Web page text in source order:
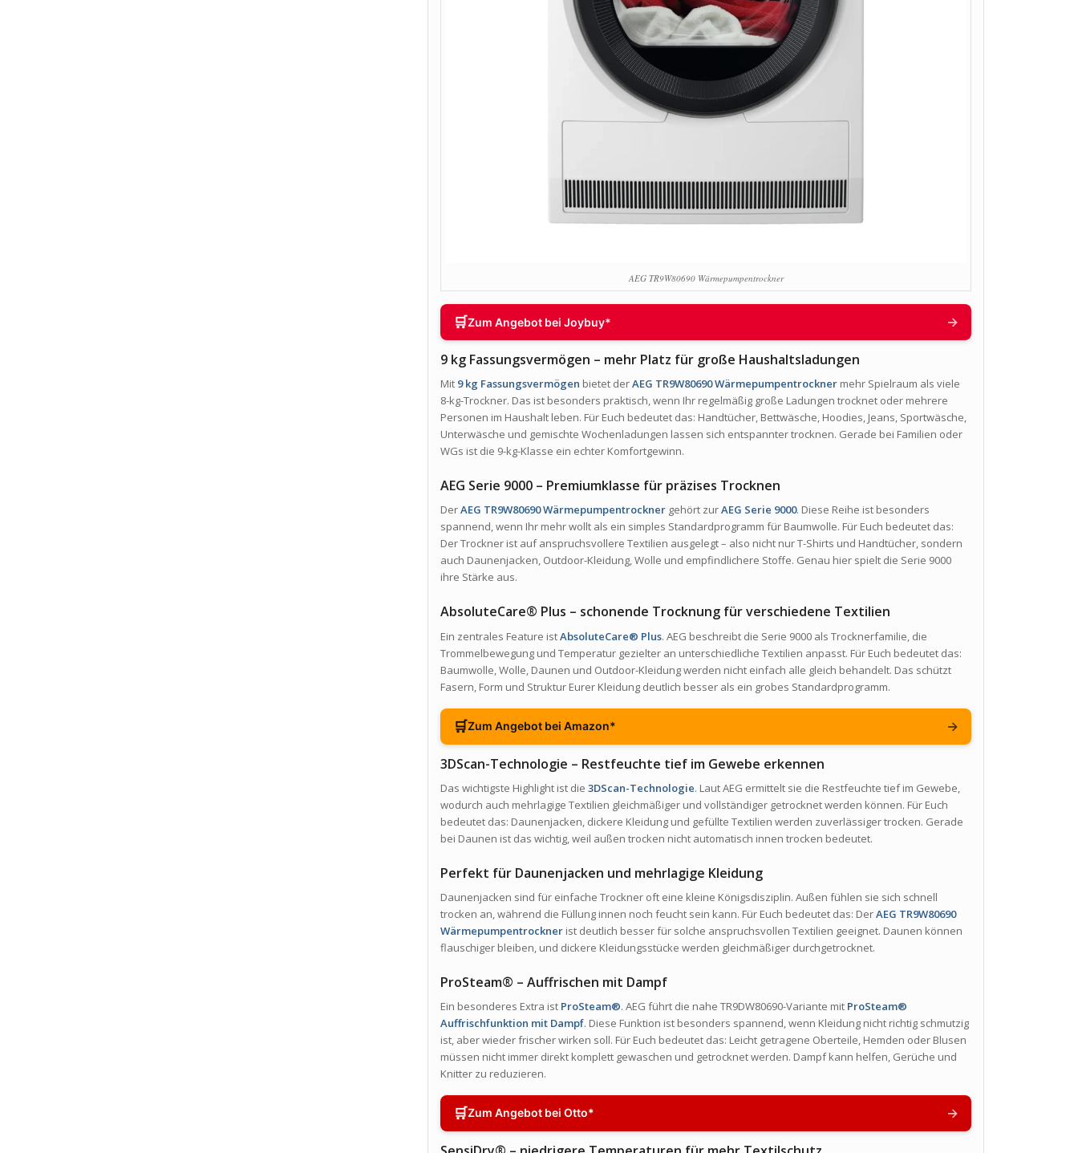
AEG TR9W80690 Wärmepumpentrockner
🛒Zum Angebot bei Joybuy* →
9 kg Fassungsvermögen – mehr Platz für große Haushaltsladungen
Mit 9 kg Fassungsvermögen bietet derAEG TR9W80690 Wärmepumpentrockner mehr Spielraum als viele
8-kg-Trockner. Das ist besonders praktisch, wenn Ihr regelmäßig große Ladungen trocknet oder mehrere
Personen im Haushalt leben. Für Euch bedeutet das: Handtücher, Bettwäsche, Hoodies, Jeans, Sportwäsche,
Unterwäsche und gemischte Wochenladungen lassen sich entspannter trocknen. Gerade bei Familien oder
WGs ist die 9-kg-Klasse ein echter Komfortgewinn.
AEG Serie 9000 – Premiumklasse für präzises Trocknen
DerAEG TR9W80690 Wärmepumpentrockner gehört zurAEG Serie 9000. Diese Reihe ist besonders
spannend, wenn Ihr mehr wollt als ein simples Standardprogramm für Baumwolle. Für Euch bedeutet das:
Der Trockner ist auf anspruchsvollere Textilien ausgelegt – also nicht nur T-Shirts und Handtücher, sondern
auch Daunenjacken, Outdoor-Kleidung, Wolle und empfindlichere Stoffe. Genau hier spielt die Serie 9000
ihre Stärke aus.
AbsoluteCare® Plus – schonende Trocknung für verschiedene Textilien
Ein zentrales Feature istAbsoluteCare® Plus. AEG beschreibt die Serie 9000 als Trocknerfamilie, die
Trommelbewegung und Temperatur gezielter an unterschiedliche Textilien anpasst. Für Euch bedeutet das:
Baumwolle, Wolle, Daunen und Outdoor-Kleidung werden nicht einfach alle gleich behandelt. Das schützt
Fasern, Form und Struktur Eurer Kleidung deutlich besser als ein grobes Standardprogramm.
🛒Zum Angebot bei Amazon* →
3DScan-Technologie – Restfeuchte tief im Gewebe erkennen
Das wichtigste Highlight ist die3DScan-Technologie. Laut AEG ermittelt sie die Restfeuchte tief im Gewebe,
wodurch auch mehrlagige Textilien gleichmäßiger und vollständiger getrocknet werden können. Für Euch
bedeutet das: Daunenjacken, dickere Kleidung und gefüllte Textilien werden zuverlässiger trocken. Gerade
bei Daunen ist das wichtig, weil außen trocken nicht automatisch innen trocken bedeutet.
Perfekt für Daunenjacken und mehrlagige Kleidung
Daunenjacken sind für einfache Trockner oft eine kleine Königsdisziplin. Außen fühlen sie sich schnell
trocken an, während die Füllung innen noch feucht sein kann. Für Euch bedeutet das: DerAEG TR9W80690
Wärmepumpentrockner ist deutlich besser für solche anspruchsvollen Textilien geeignet. Daunen können
flauschiger bleiben, und dickere Kleidungsstücke werden gleichmäßiger durchgetrocknet.
ProSteam® – Auffrischen mit Dampf
Ein besonderes Extra ist ProSteam®. AEG führt die nahe TR9DW80690-Variante mit ProSteam®
Auffrischfunktion mit Dampf. Diese Funktion ist besonders spannend, wenn Kleidung nicht richtig schmutzig
ist, aber wieder frischer wirken soll. Für Euch bedeutet das: Leicht getragene Oberteile, Hemden oder Blusen
müssen nicht immer direkt komplett gewaschen und getrocknet werden. Dampf kann helfen, Gerüche und
Knitter zu reduzieren.
🛒Zum Angebot bei Otto* →